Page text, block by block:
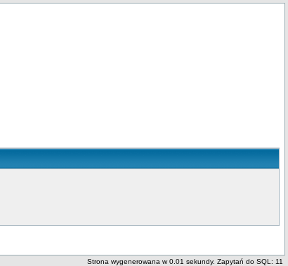
Strona wygenerowana w 0.01 sekundy. Zapytań do SQL: 11